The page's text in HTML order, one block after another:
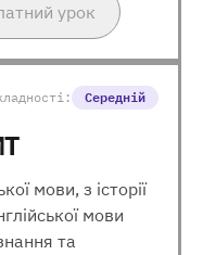
урок
Середній
мови, з історії
мови
та